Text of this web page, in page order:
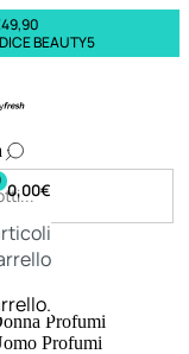
BEAUTY5
Profumi
Profumi
0,00€